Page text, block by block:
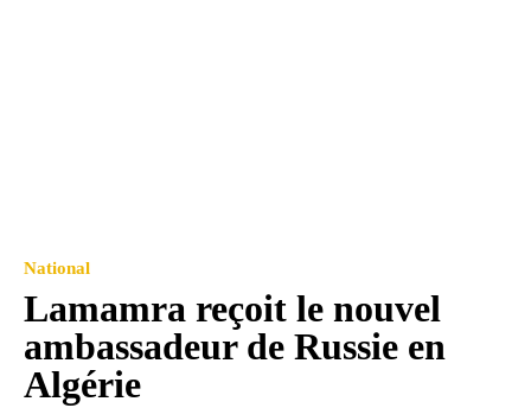
National
Lamamra reçoit le nouvel
ambassadeur de Russie en
Algérie